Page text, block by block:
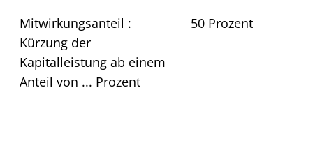
Mitwirkungsanteil :
Kürzung der
Kapitalleistung ab einem
Anteil von ... Prozent
50 Prozent